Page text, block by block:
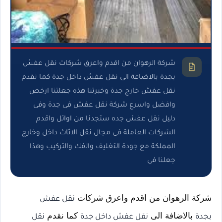
شركة الرهوان من اقدم واعرق شركات نقل عفش
بجدة بالاضافة الى نقل عفش داخل جدة كما نقدم
نقل عفش خارج جدة وخبرتنا هذه جعلتنا ارخص
وافضل واسرع شركة نقل عفش فى جدة وفى
دليل نقل عفش جده ستجدنا من اوائل واقدم
الشركات العاملة فى مجال نقل الاثاث داخل وخارج
المملكة مع جودة التغليف والفك والتركيب وهذا
جعلنا فى
شركة الرهوان من اقدم واعرق شركات نقل عفش
بجدة بالاضافة الى نقل عفش داخل جدة كما نقدم نقل